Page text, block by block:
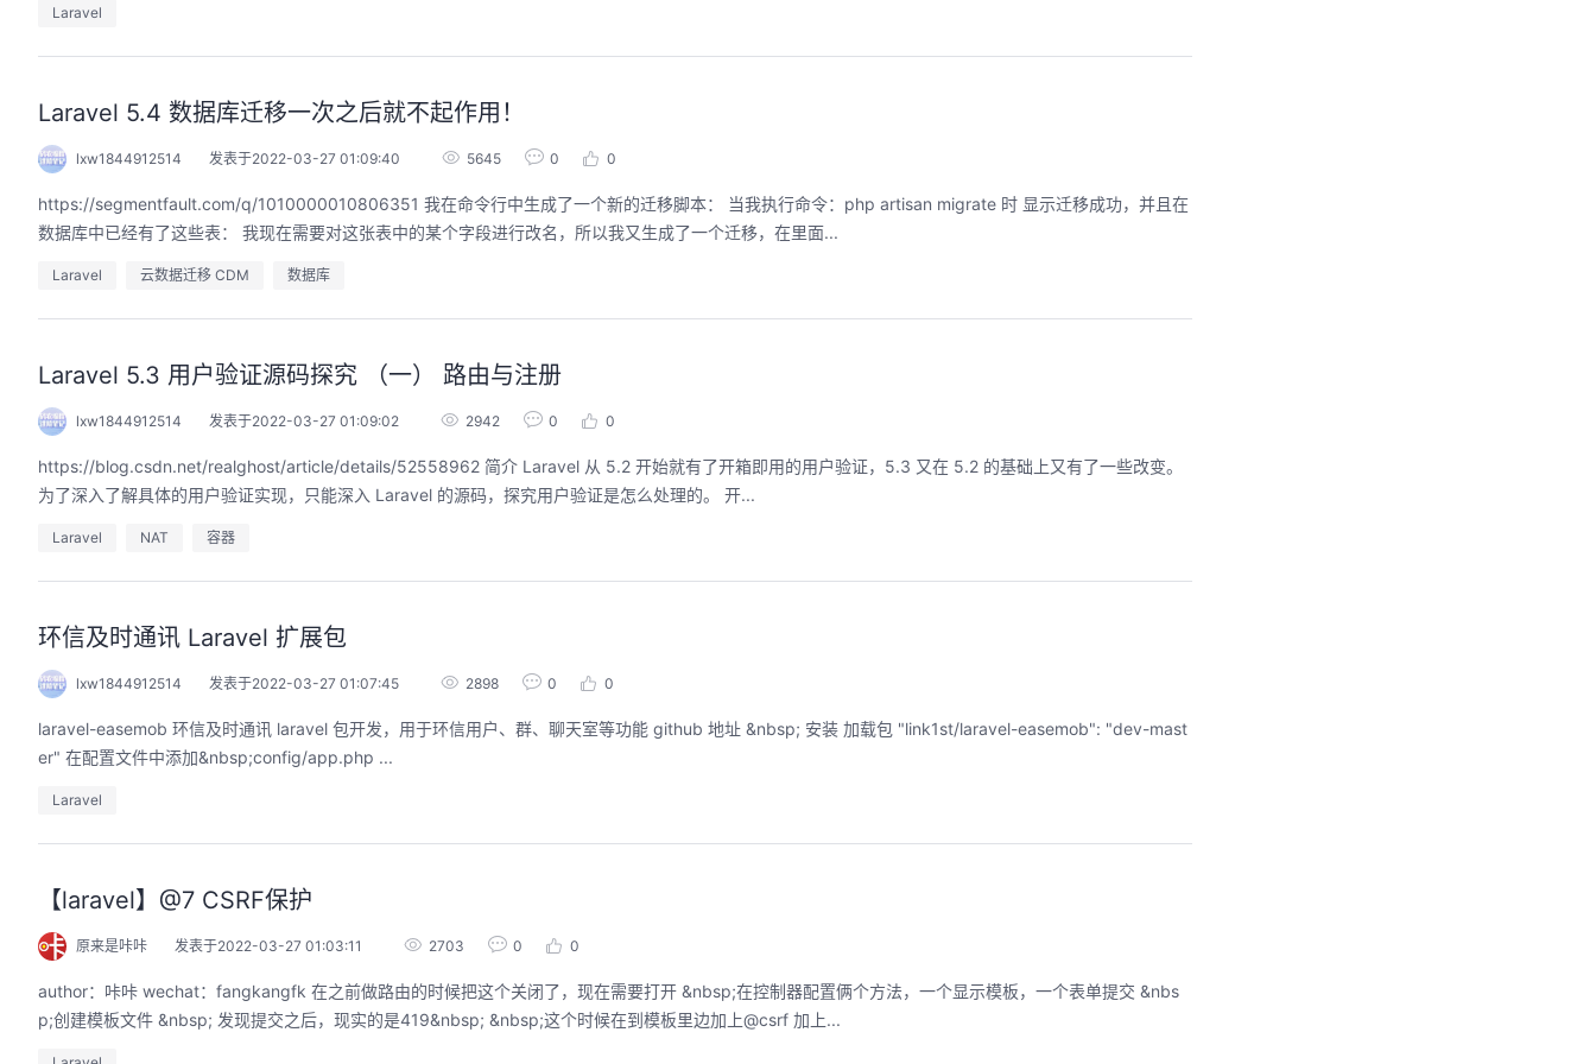
Laravel
Laravel 5.4 数据库迁移一次之后就不起作用！
lxw1844912514 发表于2022-03-27 01:09:40 5645 0 0
https://segmentfault.com/q/1010000010806351 我在命令行中生成了一个新的迁移脚本： 当我执行命令：php artisan migrate 时 显示迁移成功，并且在
数据库中已经有了这些表： 我现在需要对这张表中的某个字段进行改名，所以我又生成了一个迁移，在里面...
Laravel 云数据迁移 CDM 数据库
Laravel 5.3 用户验证源码探究 （一） 路由与注册
lxw1844912514 发表于2022-03-27 01:09:02 2942 0 0
https://blog.csdn.net/realghost/article/details/52558962 简介 Laravel 从 5.2 开始就有了开箱即用的用户验证，5.3 又在 5.2 的基础上又有了一些改变。
为了深入了解具体的用户验证实现，只能深入 Laravel 的源码，探究用户验证是怎么处理的。 开...
Laravel NAT 容器
环信及时通讯 Laravel 扩展包
lxw1844912514 发表于2022-03-27 01:07:45 2898 0 0
laravel-easemob 环信及时通讯 laravel 包开发，用于环信用户、群、聊天室等功能 github 地址 &nbsp; 安装 加载包 "link1st/laravel-easemob": "dev-mast
er" 在配置文件中添加&nbsp;config/app.php ...
Laravel
【laravel】@7 CSRF保护
原来是咔咔 发表于2022-03-27 01:03:11 2703 0 0
author：咔咔 wechat：fangkangfk 在之前做路由的时候把这个关闭了，现在需要打开 &nbsp;在控制器配置俩个方法，一个显示模板，一个表单提交 &nbs
p;创建模板文件 &nbsp; 发现提交之后，现实的是419&nbsp; &nbsp;这个时候在到模板里边加上@csrf 加上...